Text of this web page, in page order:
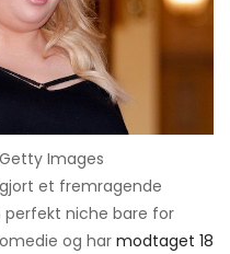
Images
gjort et fremragende
perfekt niche bare for
og har modtaget 18